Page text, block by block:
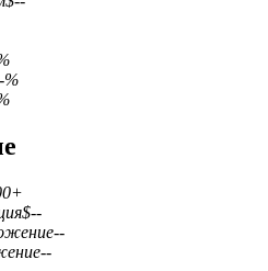
драгоценные металлы и
%
$--
--
--